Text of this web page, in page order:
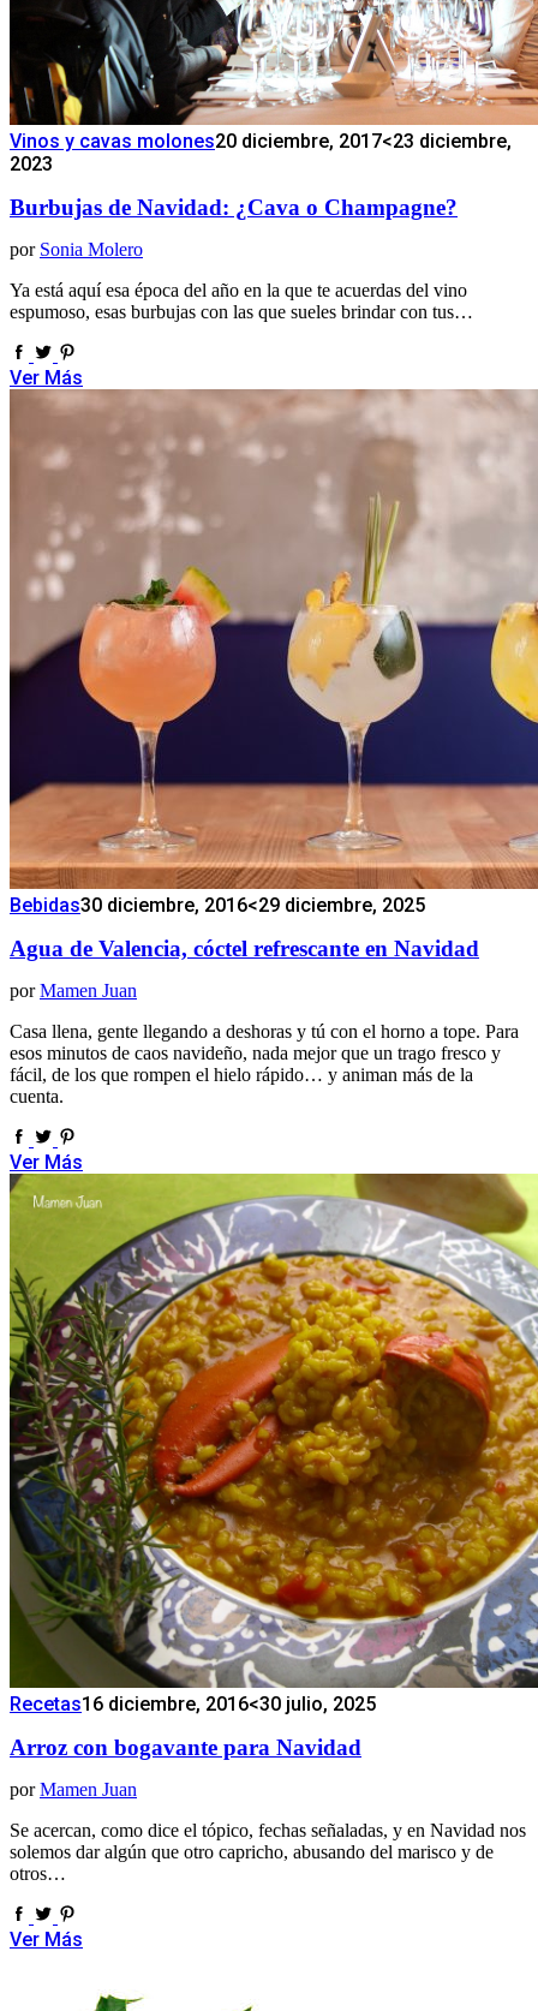
Vinos y cavas molones20 diciembre, 2017<23 diciembre,
2023
Burbujas de Navidad: ¿Cava o Champagne?
por Sonia Molero
Ya está aquí esa época del año en la que te acuerdas del vino
espumoso, esas burbujas con las que sueles brindar con tus…
Ver Más
Bebidas30 diciembre, 2016<29 diciembre, 2025
Agua de Valencia, cóctel refrescante en Navidad
por Mamen Juan
Casa llena, gente llegando a deshoras y tú con el horno a tope. Para
esos minutos de caos navideño, nada mejor que un trago fresco y
fácil, de los que rompen el hielo rápido… y animan más de la
cuenta.
Ver Más
Recetas16 diciembre, 2016<30 julio, 2025
Arroz con bogavante para Navidad
por Mamen Juan
Se acercan, como dice el tópico, fechas señaladas, y en Navidad nos
solemos dar algún que otro capricho, abusando del marisco y de
otros…
Ver Más